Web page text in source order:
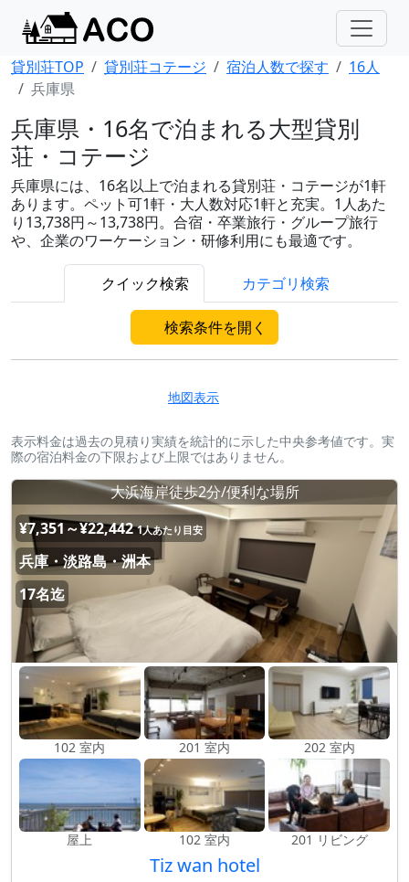
貸別荘TOP 貸別荘コテージ 宿泊人数で探す
16人
兵庫県
兵庫県・16名で泊まれる大型貸別
荘・コテージ
兵庫県には、16名以上で泊まれる貸別荘・コテージが1軒
あります。ペット可1軒・大人数対応1軒と充実。1人あた
り13,738円～13,738円。合宿・卒業旅行・グループ旅行
や、企業のワーケーション・研修利用にも最適です。
クイック検索 カテゴリ検索
検索条件を開く
地図表示
表示料金は過去の見積り実績を統計的に示した中央参考値です。実
際の宿泊料金の下限および上限ではありません。
大浜海岸徒歩2分/便利な場所
¥7,351～¥22,442 1人あたり目安
兵庫・淡路島・洲本
17名迄
102 室内 201 室内 202 室内
屋上 102 室内 201 リビング
Tiz wan hotel